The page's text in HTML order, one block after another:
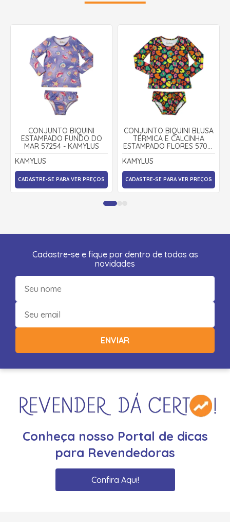
CONJUNTO BIQUINI
ESTAMPADO FUNDO DO
MAR 57254 - KAMYLUS
KAMYLUS
CADASTRE-SE PARA VER PREÇOS
CONJUNTO BIQUINI BLUSA
TÉRMICA E CALCINHA
ESTAMPADO FLORES 57041
- KAMYLUS
KAMYLUS
CADASTRE-SE PARA VER PREÇOS
Cadastre-se e fique por dentro de todas as
novidades
ENVIAR
Conheça nosso Portal de dicas
para Revendedoras
Confira Aqui!